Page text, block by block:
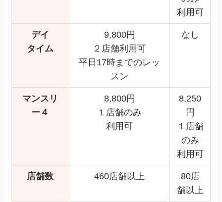
利用可
デイ
タイム
9,800円
２店舗利用可
平日17時までのレッ
スン
なし
マンスリ
ー４
8,800円
１店舗のみ
利用可
8,250
円
１店舗
のみ
利用可
店舗数 460店舗以上
80店
舗以上